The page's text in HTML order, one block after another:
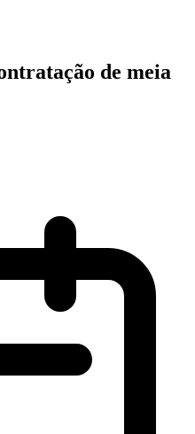
de meia